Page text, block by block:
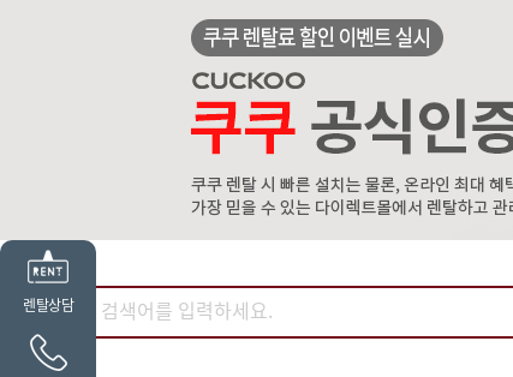
렌탈상담